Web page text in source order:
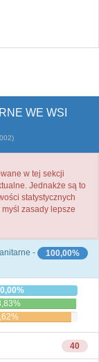
WE WSI
w tej sekcji
Jednakże są to
statystycznych
zasady lepsze
100,00%
-
40